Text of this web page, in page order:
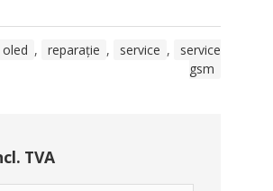
oled , reparație , service ,
service
gsm
TVA